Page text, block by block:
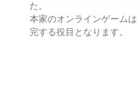
た。
本家のオンラインゲーム
完する役目となります。